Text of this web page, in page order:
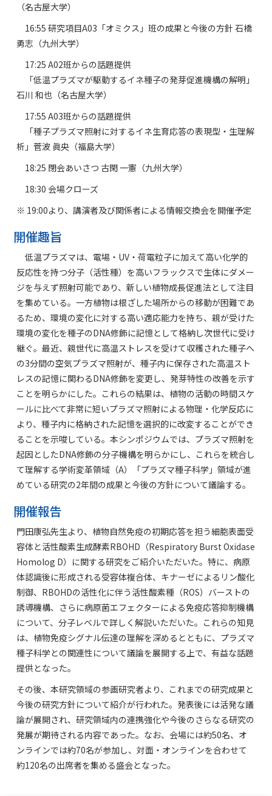
（名古屋大学）
16:55 研究項目A03「オミクス」班の成果と今後の方針 石橋
勇志（九州大学）
17:25 A02班からの話題提供
「低温プラズマが駆動するイネ種子の発芽促進機構の解明」
石川 和也（名古屋大学）
17:55 A03班からの話題提供
「種子プラズマ照射に対するイネ生育応答の表現型・生理解
析」菅波 眞央（福島大学）
18:25 閉会あいさつ 古閑 一憲（九州大学）
18:30 会場クローズ
※ 19:00より、講演者及び関係者による情報交換会を開催予定
開催趣旨
低温プラズマは、電場・UV・荷電粒子に加えて高い化学的
反応性を持つ分子（活性種）を高いフラックスで生体にダメー
ジを与えず照射可能であり、新しい植物成長促進法として注目
を集めている。一方植物は根ざした場所からの移動が困難であ
るため、環境の変化に対する高い適応能力を持ち、親が受けた
環境の変化を種子のDNA修飾に記憶として格納し次世代に受け
継ぐ。最近、親世代に高温ストレスを受けて収穫された種子へ
の3分間の空気プラズマ照射が、種子内に保存された高温スト
レスの記憶に関わるDNA修飾を変更し、発芽特性の改善を示す
ことを明らかにした。これらの結果は、植物の活動の時間スケ
ールに比べて非常に短いプラズマ照射による物理・化学反応に
より、種子内に格納された記憶を選択的に改変することができ
ることを示唆している。本シンポジウムでは、プラズマ照射を
起因としたDNA修飾の分子機構を明らかにし、これらを統合し
て理解する学術変革領域（A）「プラズマ種子科学」領域が進
めている研究の2年間の成果と今後の方針について議論する。
開催報告
門田康弘先生より、植物自然免疫の初期応答を担う細胞表面受
容体と活性酸素生成酵素RBOHD（Respiratory Burst Oxidase
Homolog D）に関する研究をご紹介いただいた。特に、病原
体認識後に形成される受容体複合体、キナーゼによるリン酸化
制御、RBOHDの活性化に伴う活性酸素種（ROS）バーストの
誘導機構、さらに病原菌エフェクターによる免疫応答抑制機構
について、分子レベルで詳しく解説いただいた。これらの知見
は、植物免疫シグナル伝達の理解を深めるとともに、プラズマ
種子科学との関連性について議論を展開する上で、有益な話題
提供となった。
その後、本研究領域の参画研究者より、これまでの研究成果と
今後の研究方針について紹介が行われた。発表後には活発な議
論が展開され、研究領域内の連携強化や今後のさらなる研究の
発展が期待される内容であった。なお、会場には約50名、オ
ンラインでは約70名が参加し、対面・オンラインを合わせて
約120名の出席者を集める盛会となった。